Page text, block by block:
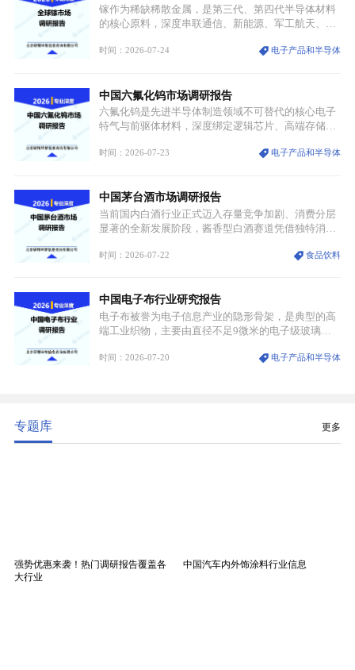
创设计能力提升，进一步夯实产业发展根基，吸引传
统服饰品牌、文旅企业等跨界入局，市场活力持续释
镓作为稀缺稀散金属，是第三代、第四代半导体材料
的核心原料，深度串联通信、新能源、军工航天、光
与大国科技博弈的关键战略资源。镓并非传统大宗金
领域渗透”的战略体系，成为全球科技产业运转的刚
需资源。
时间：2026-07-24 电子产品和半导体
中国六氟化钨市场调研报告
六氟化钨是先进半导体制造领域不可替代的核心电子
特气与前驱体材料，深度绑定逻辑芯片、高端存储芯
沉积（CVD）、原子层沉积（ALD）工艺专用前驱体
密制造流程。
时间：2026-07-23 电子产品和半导体
中国茅台酒市场调研报告
当前国内白酒行业正式迈入存量竞争加剧、消费分层
显著的全新发展阶段，酱香型白酒赛道凭借独特消费
道。贵州茅台凭借独一无二的核心产区壁垒、刚性产
业。
时间：2026-07-22 食品饮料
中国电子布行业研究报告
电子布被誉为电子信息产业的隐形骨架，是典型的高
端工业织物，主要由直径不足9微米的电子级玻璃纤
生产制造过程中不可或缺的核心基材。电子布具备高
时间：2026-07-20 电子产品和半导体
专题库 更多
强势优惠来袭！热门调研报告覆盖各
大行业
中国汽车内外饰涂料行业信息